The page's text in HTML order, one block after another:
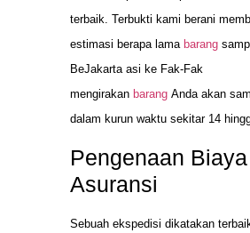
terbaik. Terbukti kami berani
estimasi berapa lama barang
BeJakarta asi ke Fak-Fak
mengirakan barang Anda akan
dalam kurun waktu sekitar 14
Pengenaan Biaya
Asuransi
Sebuah ekspedisi dikatakan